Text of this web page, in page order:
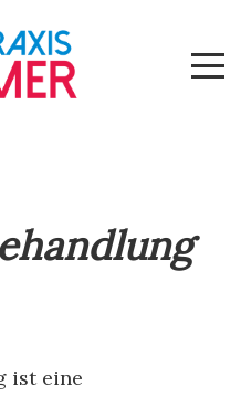
ist eine